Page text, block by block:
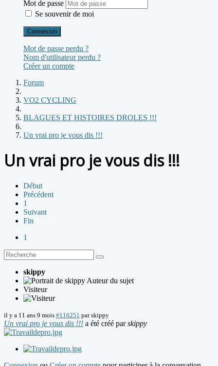
Mot de passe
Se souvenir de moi
Connexion
Mot de passe perdu ?
Nom d'utilisateur perdu ?
Créer un compte
Forum
VO2 CYCLING
BLAGUES ET HISTOIRES DROLES !!!
Un vrai pro je vous dis !!!
Un vrai pro je vous dis !!!
Début
Précédent
1
Suivant
Fin
1
skippy
Auteur du sujet
Visiteur
il y a 11 ans 9 mois #116251 parskippy
Un vrai pro je vous dis !!! a été créé parskippy